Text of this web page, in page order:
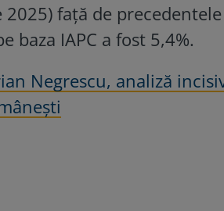
2025) faţă de
baza IAPC a fost 5,4%.
Negrescu, analiză